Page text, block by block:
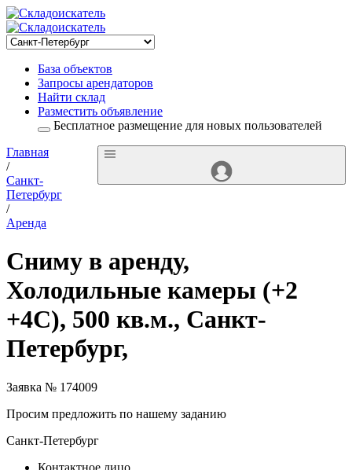
База объектов
Запросы арендаторов
Найти склад
Разместить объявление
Бесплатное размещение для новых пользователей
Главная
/
Санкт-
Петербург
/
Аренда
Сниму в аренду,
Холодильные камеры (+2
+4С), 500 кв.м., Санкт-
Петербург,
Заявка № 174009
Просим предложить по нашему заданию
Санкт-Петербург
Контактное лицо